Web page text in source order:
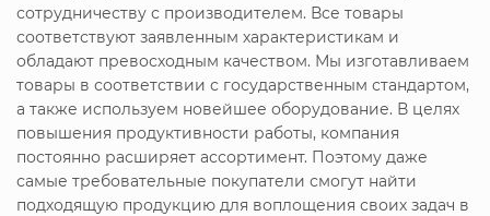
сотрудничеству с производителем. Все товары
соответствуют заявленным характеристикам и
обладают превосходным качеством. Мы изготавливаем
товары в соответствии с государственным стандартом,
а также используем новейшее оборудование. В целях
повышения продуктивности работы, компания
постоянно расширяет ассортимент. Поэтому даже
самые требовательные покупатели смогут найти
подходящую продукцию для воплощения своих задач в